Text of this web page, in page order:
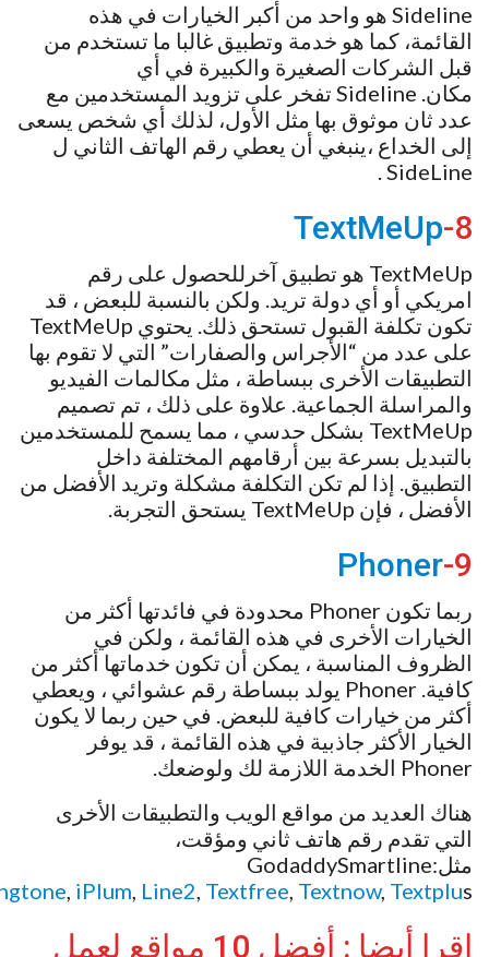
Sideline هو واحد من أكبر الخيارات في هذه
القائمة، كما هو خدمة وتطبيق غالبا ما تستخدم من
قبل الشركات الصغيرة والكبيرة في أي
مكان. Sideline تفخر على تزويد المستخدمين مع
عدد ثان موثوق بها مثل الأول، لذلك أي شخص يسعى
إلى الخداع ،ينبغي أن يعطي رقم الهاتف الثاني ل
SideLine .
8-
TextMeUp
TextMeUp هو تطبيق آخرللحصول على رقم
امريكي أو أي دولة تريد. ولكن بالنسبة للبعض ، قد
تكون تكلفة القبول تستحق ذلك. يحتوي TextMeUp
على عدد من “الأجراس والصفارات” التي لا تقوم بها
التطبيقات الأخرى ببساطة ، مثل مكالمات الفيديو
والمراسلة الجماعية. علاوة على ذلك ، تم تصميم
TextMeUp بشكل حدسي ، مما يسمح للمستخدمين
بالتبديل بسرعة بين أرقامهم المختلفة داخل
التطبيق. إذا لم تكن التكلفة مشكلة وتريد الأفضل من
الأفضل ، فإن TextMeUp يستحق التجربة.
9-
Phoner
ربما تكون Phoner محدودة في فائدتها أكثر من
الخيارات الأخرى في هذه القائمة ، ولكن في
الظروف المناسبة ، يمكن أن تكون خدماتها أكثر من
كافية. Phoner يولد ببساطة رقم عشوائي ، ويعطي
أكثر من خيارات كافية للبعض. في حين ربما لا يكون
الخيار الأكثر جاذبية في هذه القائمة ، قد يوفر
Phoner الخدمة اللازمة لك ولوضعك.
هناك العديد من مواقع الويب والتطبيقات الأخرى
التي تقدم رقم هاتف ثاني ومؤقت،
مثل:GodaddySmartline
, iPlum, Line2, Textfree, Textnow, Textplus
إقرا أيضا : أفضل 10 مواقع لعمل